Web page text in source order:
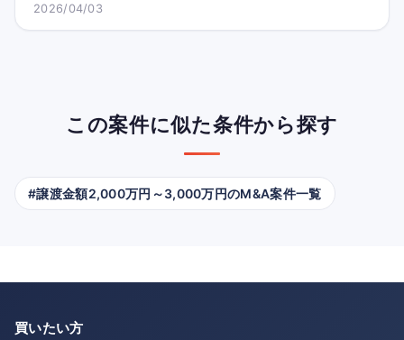
2026/04/03
この案件に似た条件から探す
#譲渡金額2,000万円～3,000万円のM&A案件一覧
買いたい方